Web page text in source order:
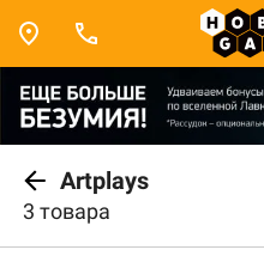
Artplays
3 товара